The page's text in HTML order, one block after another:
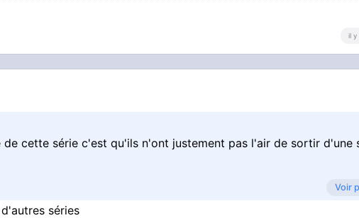
il y
de cette série c'est qu'ils n'ont justement pas l'air de sortir d'une
Voir
séries